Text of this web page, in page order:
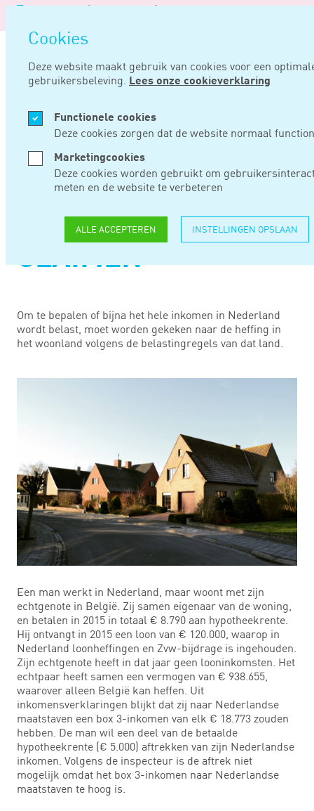
overslaan
Cookies
Deze website maakt gebruik van cookies voor een
gebruikersbeleving. Lees onze cookieverklaring
Functionele cookies
Deze cookies zorgen dat de website normaal
Marketingcookies
Deze cookies worden gebruikt om
meten en de website te verbeteren
ALLE ACCEPTEREN INSTELLINGEN OPSLAAN
Logo
Noord
Negentig
MEI 17, 2023
GRENSARBEIDER
KAN TOCH
CLAIMEN
Om te bepalen of bijna het hele inkomen in Nederland
wordt belast, moet worden gekeken naar de heffing in
het woonland volgens de belastingregels van dat land.
Een man werkt in Nederland, maar woont met zijn
echtgenote in België. Zij samen eigenaar van de woning,
en betalen in 2015 in totaal € 8.790 aan hypotheekrente.
Hij ontvangt in 2015 een loon van € 120.000, waarop in
Nederland loonheffingen en Zvw-bijdrage is ingehouden.
Zijn echtgenote heeft in dat jaar geen looninkomsten. Het
echtpaar heeft samen een vermogen van € 938.655,
waarover alleen België kan heffen. Uit
inkomensverklaringen blijkt dat zij naar Nederlandse
maatstaven een box 3-inkomen van elk € 18.773 zouden
hebben. De man wil een deel van de betaalde
hypotheekrente (€ 5.000) aftrekken van zijn Nederlandse
inkomen. Volgens de inspecteur is de aftrek niet
mogelijk omdat het box 3-inkomen naar Nederlandse
maatstaven te hoog is.